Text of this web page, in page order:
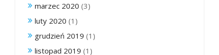
marzec 2020 (3)
luty 2020 (1)
grudzień 2019 (1)
listopad 2019 (1)